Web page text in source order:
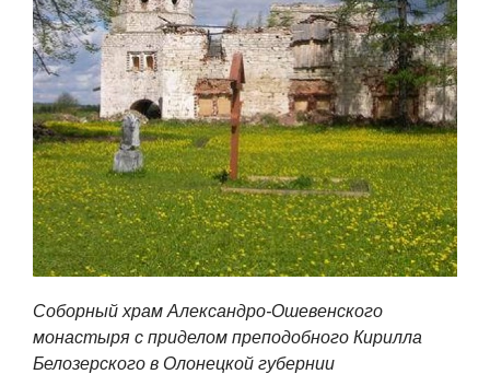
Соборный храм Александро-Ошевенского
монастыря с приделом преподобного Кирилла
Белозерского в Олонецкой губернии